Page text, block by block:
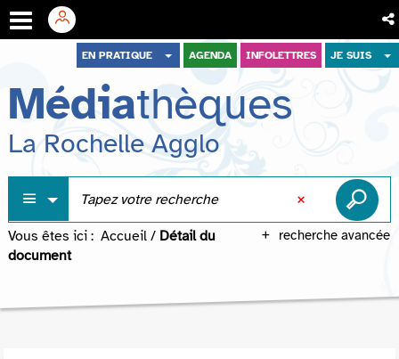
menu
contenu
recherche
EN PRATIQUE AGENDA INFOLETTRES JE SUIS
Médiathèques
La Rochelle Agglo
recherche avancée
Vous êtes ici : Accueil / Détail du
document